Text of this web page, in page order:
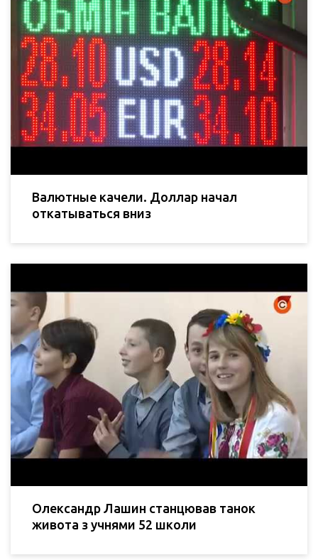
Валютные качели. Доллар начал
откатываться вниз
Олександр Лашин станцював танок
живота з учнями 52 школи